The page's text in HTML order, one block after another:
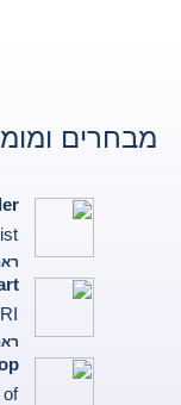
מבחרים
Linkedin
Linkedin
of